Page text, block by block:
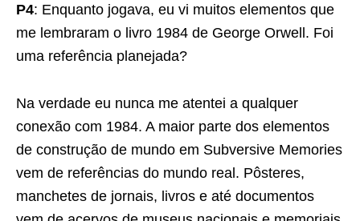
P4: Enquanto jogava, eu vi muitos elementos que
me lembraram o livro 1984 de George Orwell. Foi
uma referência planejada?
Na verdade eu nunca me atentei a qualquer
conexão com 1984. A maior parte dos elementos
de construção de mundo em Subversive Memories
vem de referências do mundo real. Pôsteres,
manchetes de jornais, livros e até documentos